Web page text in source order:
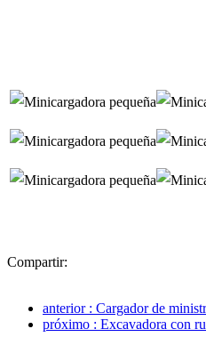
Compartir:
anterior : Cargador de
próximo : Excavadora con